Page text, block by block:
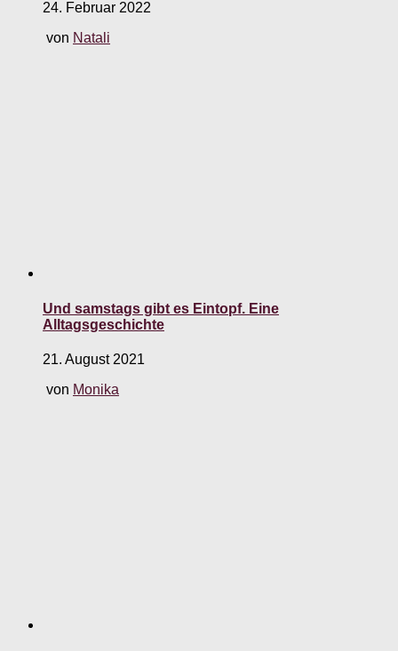
24. Februar 2022
von Natali
Und samstags gibt es Eintopf. Eine
Alltagsgeschichte
21. August 2021
von Monika